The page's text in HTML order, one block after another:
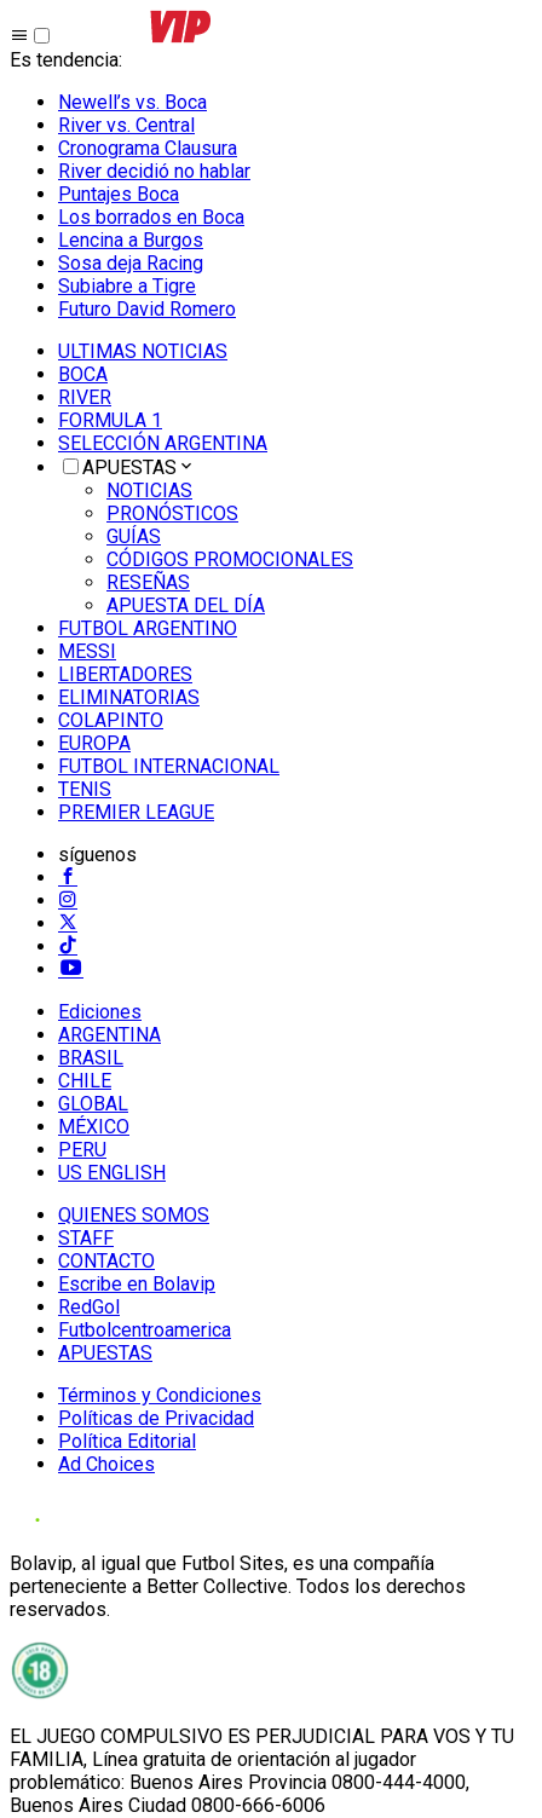
Es tendencia:
Newell’s vs. Boca
River vs. Central
Cronograma Clausura
River decidió no hablar
Puntajes Boca
Los borrados en Boca
Lencina a Burgos
Sosa deja Racing
Subiabre a Tigre
Futuro David Romero
ULTIMAS NOTICIAS
BOCA
RIVER
FORMULA 1
SELECCIÓN ARGENTINA
APUESTAS
NOTICIAS
PRONÓSTICOS
GUÍAS
CÓDIGOS PROMOCIONALES
RESEÑAS
APUESTA DEL DÍA
FUTBOL ARGENTINO
MESSI
LIBERTADORES
ELIMINATORIAS
COLAPINTO
EUROPA
FUTBOL INTERNACIONAL
TENIS
PREMIER LEAGUE
síguenos
Ediciones
ARGENTINA
BRASIL
CHILE
GLOBAL
MÉXICO
PERU
US ENGLISH
QUIENES SOMOS
STAFF
CONTACTO
Escribe en Bolavip
RedGol
Futbolcentroamerica
APUESTAS
Términos y Condiciones
Políticas de Privacidad
Política Editorial
Ad Choices
Bolavip, al igual que Futbol Sites, es una compañía
perteneciente a Better Collective. Todos los derechos
reservados.
EL JUEGO COMPULSIVO ES PERJUDICIAL PARA VOS Y TU
FAMILIA, Línea gratuita de orientación al jugador
problemático: Buenos Aires Provincia 0800-444-4000,
Buenos Aires Ciudad 0800-666-6006